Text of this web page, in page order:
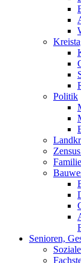
Politik
Senioren,